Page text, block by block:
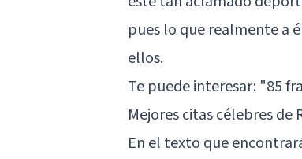
pues lo que realmente a
ellos.
Te puede interesar: "85
Mejores citas célebres de
En el texto que